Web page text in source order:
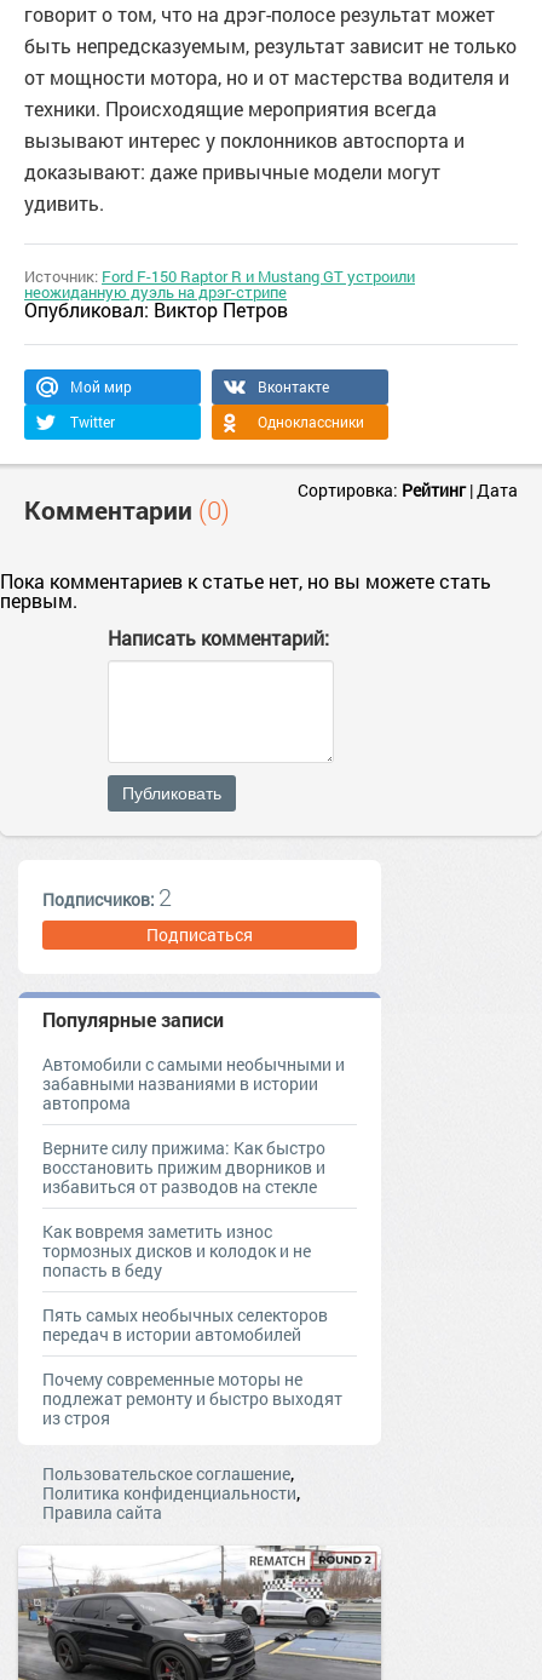
говорит о том, что на дрэг-полосе результат может
быть непредсказуемым, результат зависит не только
от мощности мотора, но и от мастерства водителя и
техники. Происходящие мероприятия всегда
вызывают интерес у поклонников автоспорта и
доказывают: даже привычные модели могут
удивить.
Источник: Ford F-150 Raptor R и Mustang GT устроили
неожиданную дуэль на дрэг-стрипе
Опубликовал: Виктор Петров
Мой мир
Вконтакте
Twitter
Одноклассники
Комментарии (0)
Сортировка: Рейтинг|Дата
Пока комментариев к статье нет, но вы можете стать
первым.
Написать комментарий:
Публиковать
Подписчиков: 2
Подписаться
Популярные записи
Автомобили с самыми необычными и
забавными названиями в истории
автопрома
Верните силу прижима: Как быстро
восстановить прижим дворников и
избавиться от разводов на стекле
Как вовремя заметить износ
тормозных дисков и колодок и не
попасть в беду
Пять самых необычных селекторов
передач в истории автомобилей
Почему современные моторы не
подлежат ремонту и быстро выходят
из строя
Пользовательское соглашение,
Политика конфиденциальности,
Правила сайта